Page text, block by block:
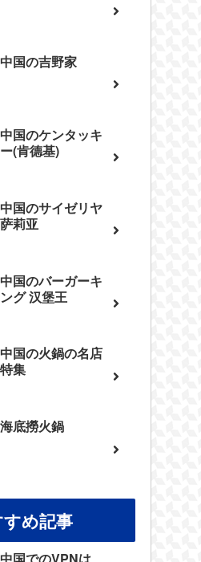
中国の吉野家
中国のケンタッキ
ー(肯德基)
中国のサイゼリヤ
萨莉亚
中国のバーガーキ
ング 汉堡王
中国の火鍋の名店
特集
海底撈火鍋
め記事